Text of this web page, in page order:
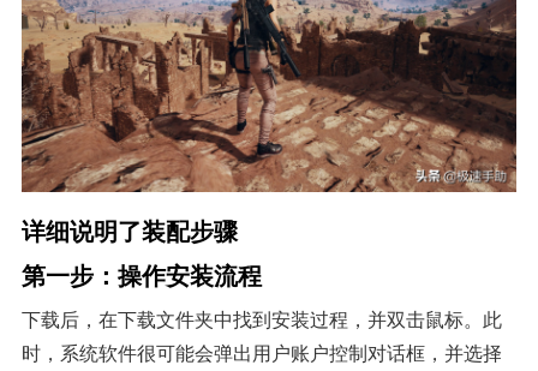
详细说明了装配步骤
第一步：操作安装流程
下载后，在下载文件夹中找到安装过程，并双击鼠标。此
时，系统软件很可能会弹出用户账户控制对话框，并选择